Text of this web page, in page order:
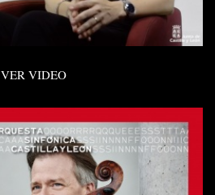
VER VIDEO